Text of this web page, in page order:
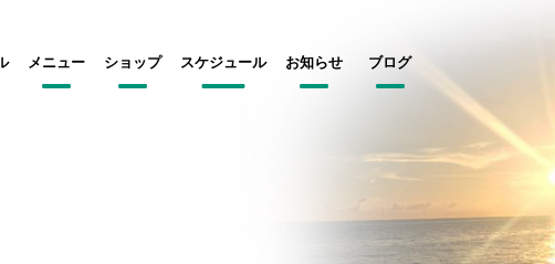
メニュー ショップ スケジュール お知らせ ブログ